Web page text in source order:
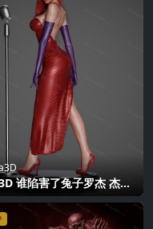
谁陷害了兔子罗杰 杰西